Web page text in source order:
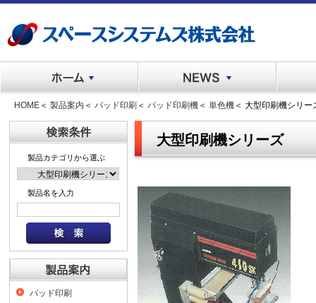
HOME ＜ 製品案内 ＜ パッド印刷 ＜ パッド印刷機 ＜ 単色機 ＜ 大型印刷機シリー
製品カテゴリから選ぶ
製品名を入力
パッド印刷
大型印刷機シリーズ